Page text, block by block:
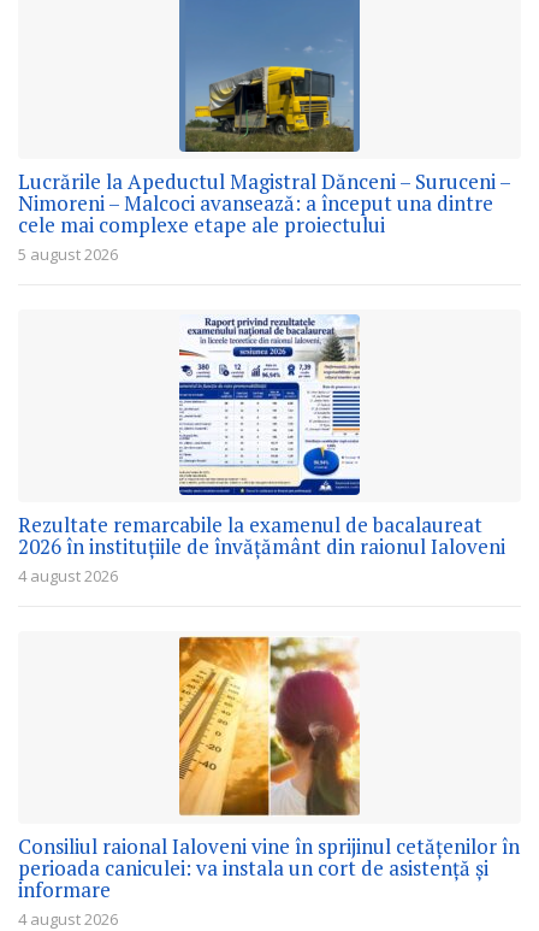
Lucrările la Apeductul Magistral Dănceni – Suruceni –
Nimoreni – Malcoci avansează: a început una dintre
cele mai complexe etape ale proiectului
5 august 2026
Rezultate remarcabile la examenul de bacalaureat
2026 în instituțiile de învățământ din raionul Ialoveni
4 august 2026
Consiliul raional Ialoveni vine în sprijinul cetățenilor în
perioada caniculei: va instala un cort de asistență și
informare
4 august 2026